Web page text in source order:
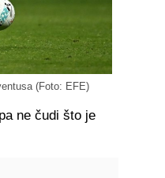
(Foto: EFE)
ne čudi što je